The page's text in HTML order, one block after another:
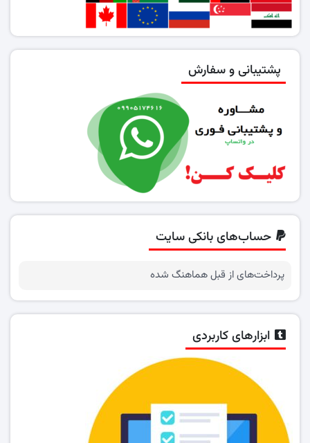
پشتیبانی و سفارش
حساب‌های بانکی سایت
پرداخت‌های از قبل هماهنگ شده
ابزارهای کاربردی